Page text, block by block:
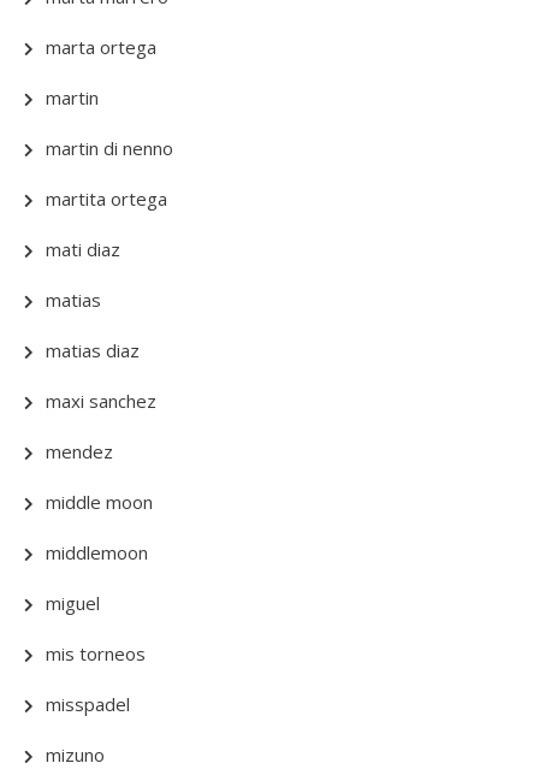
marta ortega
martin
martin di nenno
martita ortega
mati diaz
matias
matias diaz
maxi sanchez
mendez
middle moon
middlemoon
miguel
mis torneos
misspadel
mizuno